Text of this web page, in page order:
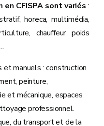
en CFISPA sont variés:
horeca, multimédia,
chauffeur poids
manuels : construction
peinture,
et mécanique, espaces
professionnel.
du transport et de la